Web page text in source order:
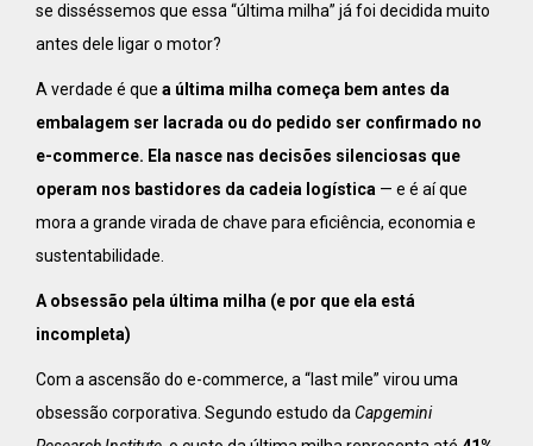
se disséssemos que essa “última milha” já foi decidida muito
antes dele ligar o motor?
A verdade é que a última milha começa bem antes da
embalagem ser lacrada ou do pedido ser confirmado no
e-commerce. Ela nasce nas decisões silenciosas que
operam nos bastidores da cadeia logística — e é aí que
mora a grande virada de chave para eficiência, economia e
sustentabilidade.
A obsessão pela última milha (e por que ela está
incompleta)
Com a ascensão do e-commerce, a “last mile” virou uma
obsessão corporativa. Segundo estudo daCapgemini